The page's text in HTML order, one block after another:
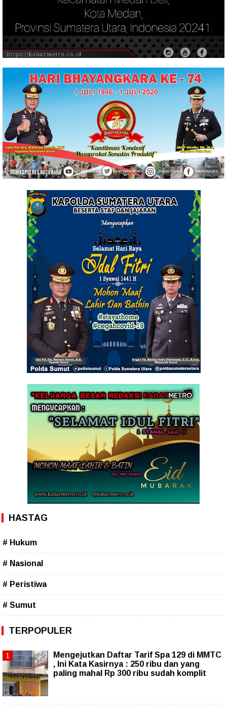
HASTAG
# Hukum
# Nasional
# Peristiwa
# Sumut
TERPOPULER
Mengejutkan Daftar Tarif Spa 129 di MMTC
, Ini Kata Kasirnya : 250 ribu dan yang
paling mahal Rp 300 ribu sudah komplit